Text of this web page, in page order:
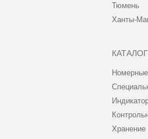
Тюмень
Ханты-
КАТАЛОГ